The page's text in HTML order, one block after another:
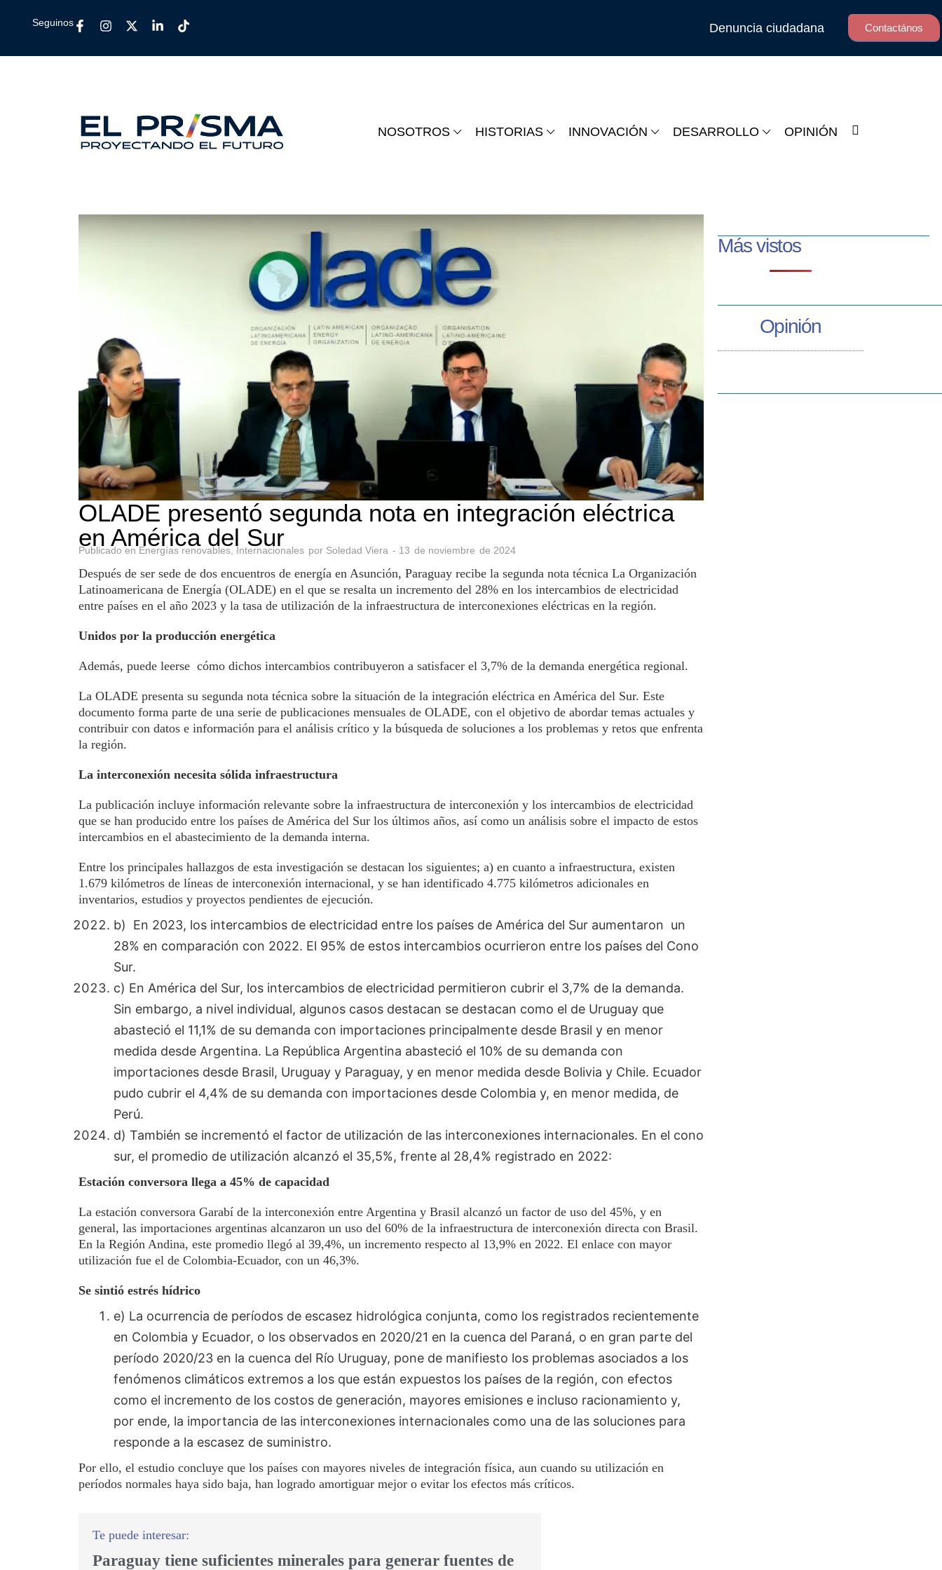
Seguinos Denuncia ciudadana Contactános
NOSOTROS HISTORIAS INNOVACIÓN DESARROLLO OPINIÓN
OLADE presentó segunda nota en integración eléctrica
en América del Sur
Publicado en Energías renovables, Internacionales por Soledad Viera - 13 de noviembre de 2024
Después de ser sede de dos encuentros de energía en Asunción, Paraguay recibe la segunda nota técnica La Organización
Latinoamericana de Energía (OLADE) en el que se resalta un incremento del 28% en los intercambios de electricidad
entre países en el año 2023 y la tasa de utilización de la infraestructura de interconexiones eléctricas en la región.
Unidos por la producción energética
Además, puede leerse cómo dichos intercambios contribuyeron a satisfacer el 3,7% de la demanda energética regional.
La OLADE presenta su segunda nota técnica sobre la situación de la integración eléctrica en América del Sur. Este
documento forma parte de una serie de publicaciones mensuales de OLADE, con el objetivo de abordar temas actuales y
contribuir con datos e información para el análisis crítico y la búsqueda de soluciones a los problemas y retos que enfrenta
la región.
La interconexión necesita sólida infraestructura
La publicación incluye información relevante sobre la infraestructura de interconexión y los intercambios de electricidad
que se han producido entre los países de América del Sur los últimos años, así como un análisis sobre el impacto de estos
intercambios en el abastecimiento de la demanda interna.
Entre los principales hallazgos de esta investigación se destacan los siguientes; a) en cuanto a infraestructura, existen
1.679 kilómetros de líneas de interconexión internacional, y se han identificado 4.775 kilómetros adicionales en
inventarios, estudios y proyectos pendientes de ejecución.
b) En 2023, los intercambios de electricidad entre los países de América del Sur aumentaron un
28% en comparación con 2022. El 95% de estos intercambios ocurrieron entre los países del Cono
Sur.
c) En América del Sur, los intercambios de electricidad permitieron cubrir el 3,7% de la demanda.
Sin embargo, a nivel individual, algunos casos destacan se destacan como el de Uruguay que
abasteció el 11,1% de su demanda con importaciones principalmente desde Brasil y en menor
medida desde Argentina. La República Argentina abasteció el 10% de su demanda con
importaciones desde Brasil, Uruguay y Paraguay, y en menor medida desde Bolivia y Chile. Ecuador
pudo cubrir el 4,4% de su demanda con importaciones desde Colombia y, en menor medida, de
Perú.
d) También se incrementó el factor de utilización de las interconexiones internacionales. En el cono
sur, el promedio de utilización alcanzó el 35,5%, frente al 28,4% registrado en 2022:
Estación conversora llega a 45% de capacidad
La estación conversora Garabí de la interconexión entre Argentina y Brasil alcanzó un factor de uso del 45%, y en
general, las importaciones argentinas alcanzaron un uso del 60% de la infraestructura de interconexión directa con Brasil.
En la Región Andina, este promedio llegó al 39,4%, un incremento respecto al 13,9% en 2022. El enlace con mayor
utilización fue el de Colombia-Ecuador, con un 46,3%.
Se sintió estrés hídrico
e) La ocurrencia de períodos de escasez hidrológica conjunta, como los registrados recientemente
en Colombia y Ecuador, o los observados en 2020/21 en la cuenca del Paraná, o en gran parte del
período 2020/23 en la cuenca del Río Uruguay, pone de manifiesto los problemas asociados a los
fenómenos climáticos extremos a los que están expuestos los países de la región, con efectos
como el incremento de los costos de generación, mayores emisiones e incluso racionamiento y,
por ende, la importancia de las interconexiones internacionales como una de las soluciones para
responde a la escasez de suministro.
Por ello, el estudio concluye que los países con mayores niveles de integración física, aun cuando su utilización en
períodos normales haya sido baja, han logrado amortiguar mejor o evitar los efectos más críticos.
Paraguay tiene suficientes minerales para generar fuentes de
Más vistos
Opinión